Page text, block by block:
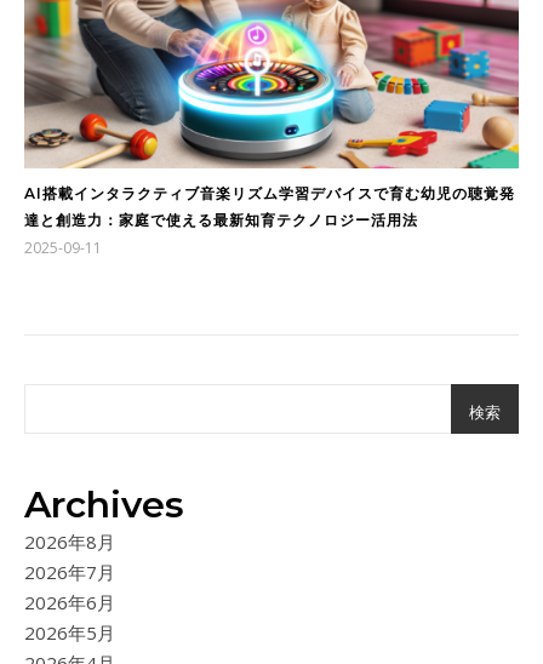
AI搭載インタラクティブ音楽リズム学習デバイスで育む幼児の聴覚発
達と創造力：家庭で使える最新知育テクノロジー活用法
2025-09-11
検索
Archives
2026年8月
2026年7月
2026年6月
2026年5月